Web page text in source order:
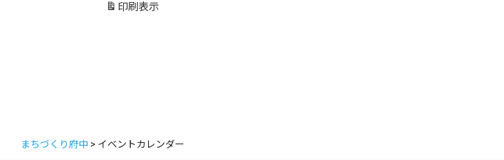
印刷 表示
まちづくり府中 > イベントカレンダー